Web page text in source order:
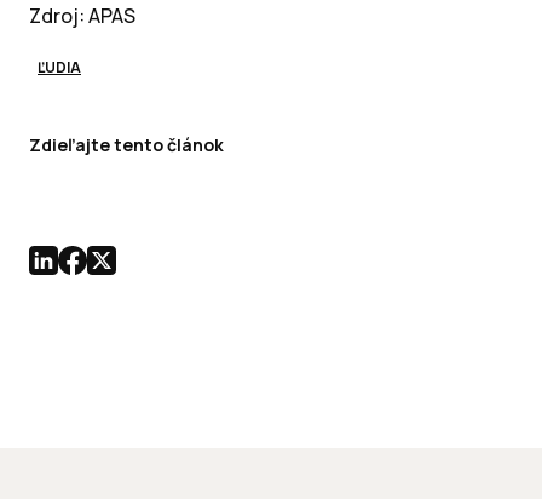
Zdroj: APAS
ĽUDIA
Zdieľajte tento článok